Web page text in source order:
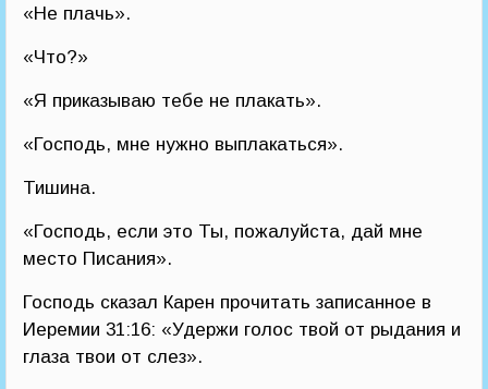
«Не плачь».
«Что?»
«Я приказываю тебе не плакать».
«Господь, мне нужно выплакаться».
Тишина.
«Господь, если это Ты, пожалуйста, дай мне
место Писания».
Господь сказал Карен прочитать записанное в
Иеремии 31:16: «Удержи голос твой от рыдания и
глаза твои от слез».